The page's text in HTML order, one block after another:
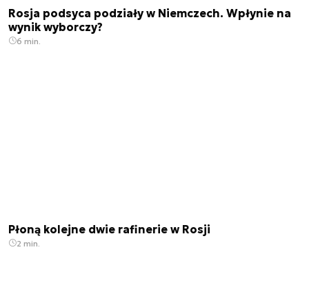
Rosja podsyca podziały w Niemczech. Wpłynie na
wynik wyborczy?
6 min.
Płoną kolejne dwie rafinerie w Rosji
2 min.